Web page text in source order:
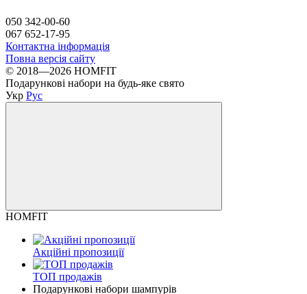
050 342-00-60
067 652-17-95
Контактна інформація
Повна версія сайту
© 2018—2026 HOMFIT
Подарункові набори на будь-яке свято
Укр Рус
HOMFIT
Акційні пропозиції
ТОП продажів
Подарункові набори шампурів